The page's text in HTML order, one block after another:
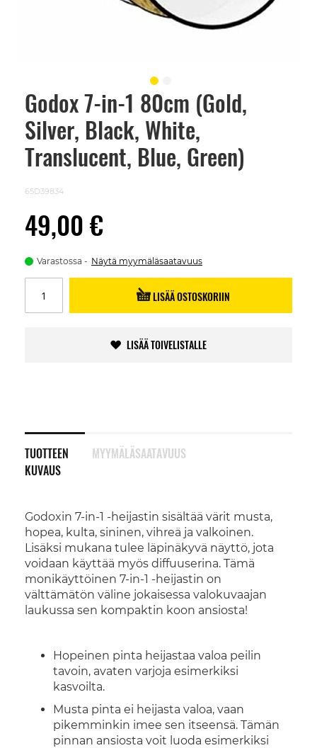
Godox 7-in-1 80cm (Gold,
Silver, Black, White,
Translucent, Blue, Green)
65D39834
49,00 €
Varastossa Näytä myymäläsaatavuus
LISÄÄ OSTOSKORIIN
LISÄÄ TOIVELISTALLE
TUOTTEEN
KUVAUS
Godoxin 7-in-1 -heijastin sisältää värit musta,
hopea, kulta, sininen, vihreä ja valkoinen.
Lisäksi mukana tulee läpinäkyvä näyttö, jota
voidaan käyttää myös diffuuserina. Tämä
monikäyttöinen 7-in-1 -heijastin on
välttämätön väline jokaisessa valokuvaajan
laukussa sen kompaktin koon ansiosta!
Hopeinen pinta heijastaa valoa peilin
tavoin, avaten varjoja esimerkiksi
kasvoilta.
Musta pinta ei heijasta valoa, vaan
pikemminkin imee sen itseensä. Tämän
pinnan ansiosta voit luoda esimerkiksi
MYYMÄLÄSAATAVUUS
Skip
beginning
images